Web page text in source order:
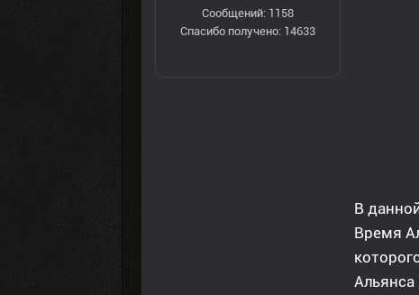
Сообщений: 1158
Спасибо получено: 14633
В
Время